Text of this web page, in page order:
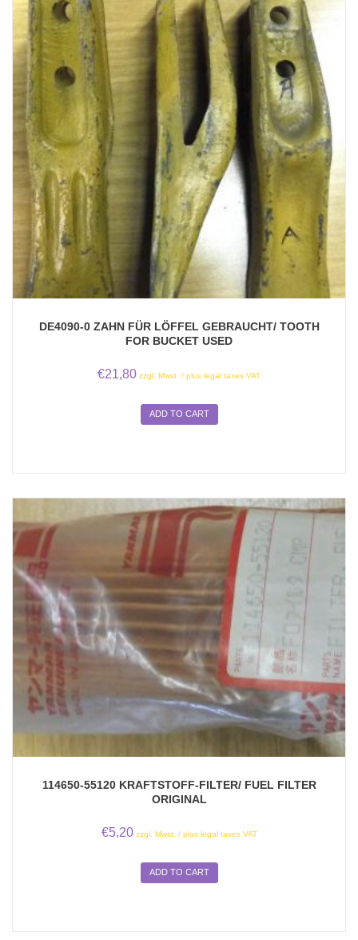
DE4090-0 ZAHN FÜR LÖFFEL GEBRAUCHT/ TOOTH
FOR BUCKET USED
€21,80 zzgl. Mwst. / plus legal taxes VAT
ADD TO CART
114650-55120 KRAFTSTOFF-FILTER/ FUEL FILTER
ORIGINAL
€5,20 zzgl. Mwst. / plus legal taxes VAT
ADD TO CART